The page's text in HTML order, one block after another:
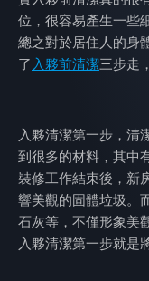
位，很容易產生一些
總之對於居住人的身
了 入夥前清潔三步走
入夥清潔第一步，清
到很多的材料，其中
裝修工作結束後，新
響美觀的固體垃圾。
石灰等，不僅形象美
入夥清潔第一步就是